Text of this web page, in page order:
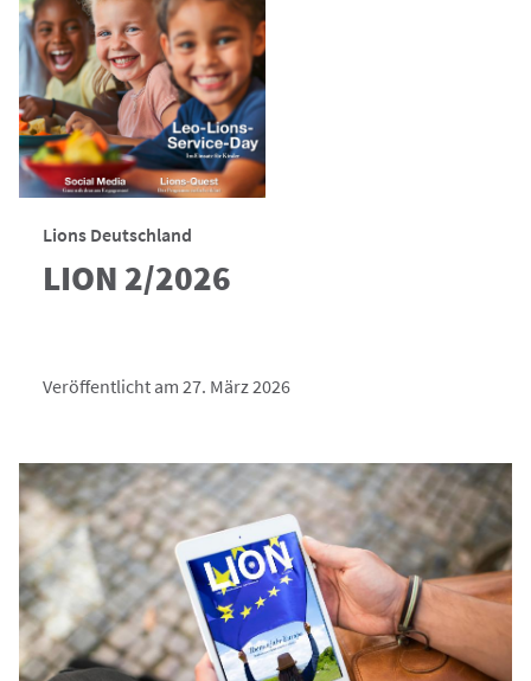
Lions Deutschland
LION 2/2026
Veröffentlicht am 27. März 2026